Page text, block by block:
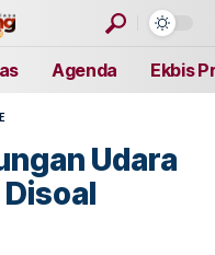
Agenda Ekbis
Udara
Disoal